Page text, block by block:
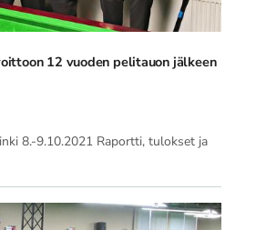
12 vuoden pelitauon jälkeen
8.-9.10.2021 Raportti, tulokset ja